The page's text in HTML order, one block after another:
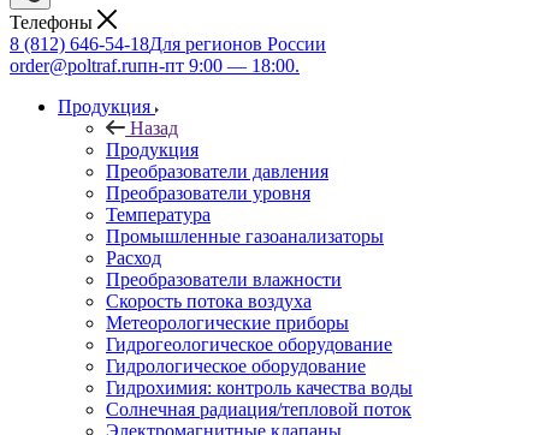
Телефоны
8 (812) 646-54-18Для регионов России
order@poltraf.ruпн-пт 9:00 — 18:00.
Продукция
Назад
Продукция
Преобразователи давления
Преобразователи уровня
Температура
Промышленные газоанализаторы
Расход
Преобразователи влажности
Скорость потока воздуха
Метеорологические приборы
Гидрогеологическое оборудование
Гидрологическое оборудование
Гидрохимия: контроль качества воды
Солнечная радиация/тепловой поток
Электромагнитные клапаны